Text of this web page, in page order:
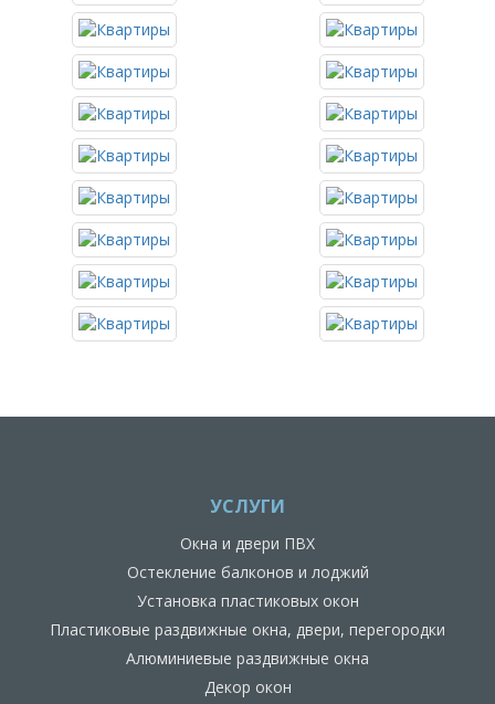
УСЛУГИ
Окна и двери ПВХ
Остекление балконов и лоджий
Установка пластиковых окон
Пластиковые раздвижные окна, двери, перегородки
Алюминиевые раздвижные окна
Декор окон